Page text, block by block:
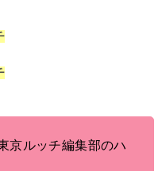
京ルッチ編集部のハ